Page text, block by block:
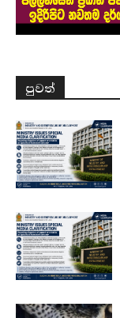
පුවත්